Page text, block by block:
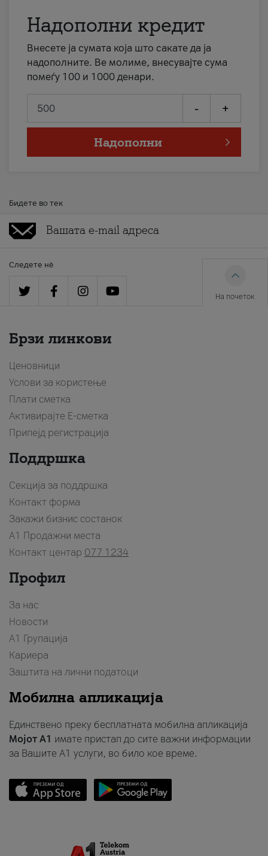
Надополни кредит
Внесете ја сумата која што сакате да ја
надополните. Ве молиме, внесувајте сума
помеѓу 100 и 1000 денари.
- +
Надополни
Бидете во тек
Следете нè
На почеток
Брзи линкови
Ценовници
Услови за користење
Плати сметка
Активирајте Е-сметка
Припејд регистрација
Поддршка
Секција за поддршка
Контакт форма
Закажи бизнис состанок
A1 Продажни места
Контакт центар 077 1234
Профил
За нас
Новости
А1 Групација
Кариера
Заштита на лични податоци
Мобилна апликација
Единствено преку бесплатната мобилна апликација
Мојот A1 имате пристап до сите важни информации
за Вашите A1 услуги, во било кое време.